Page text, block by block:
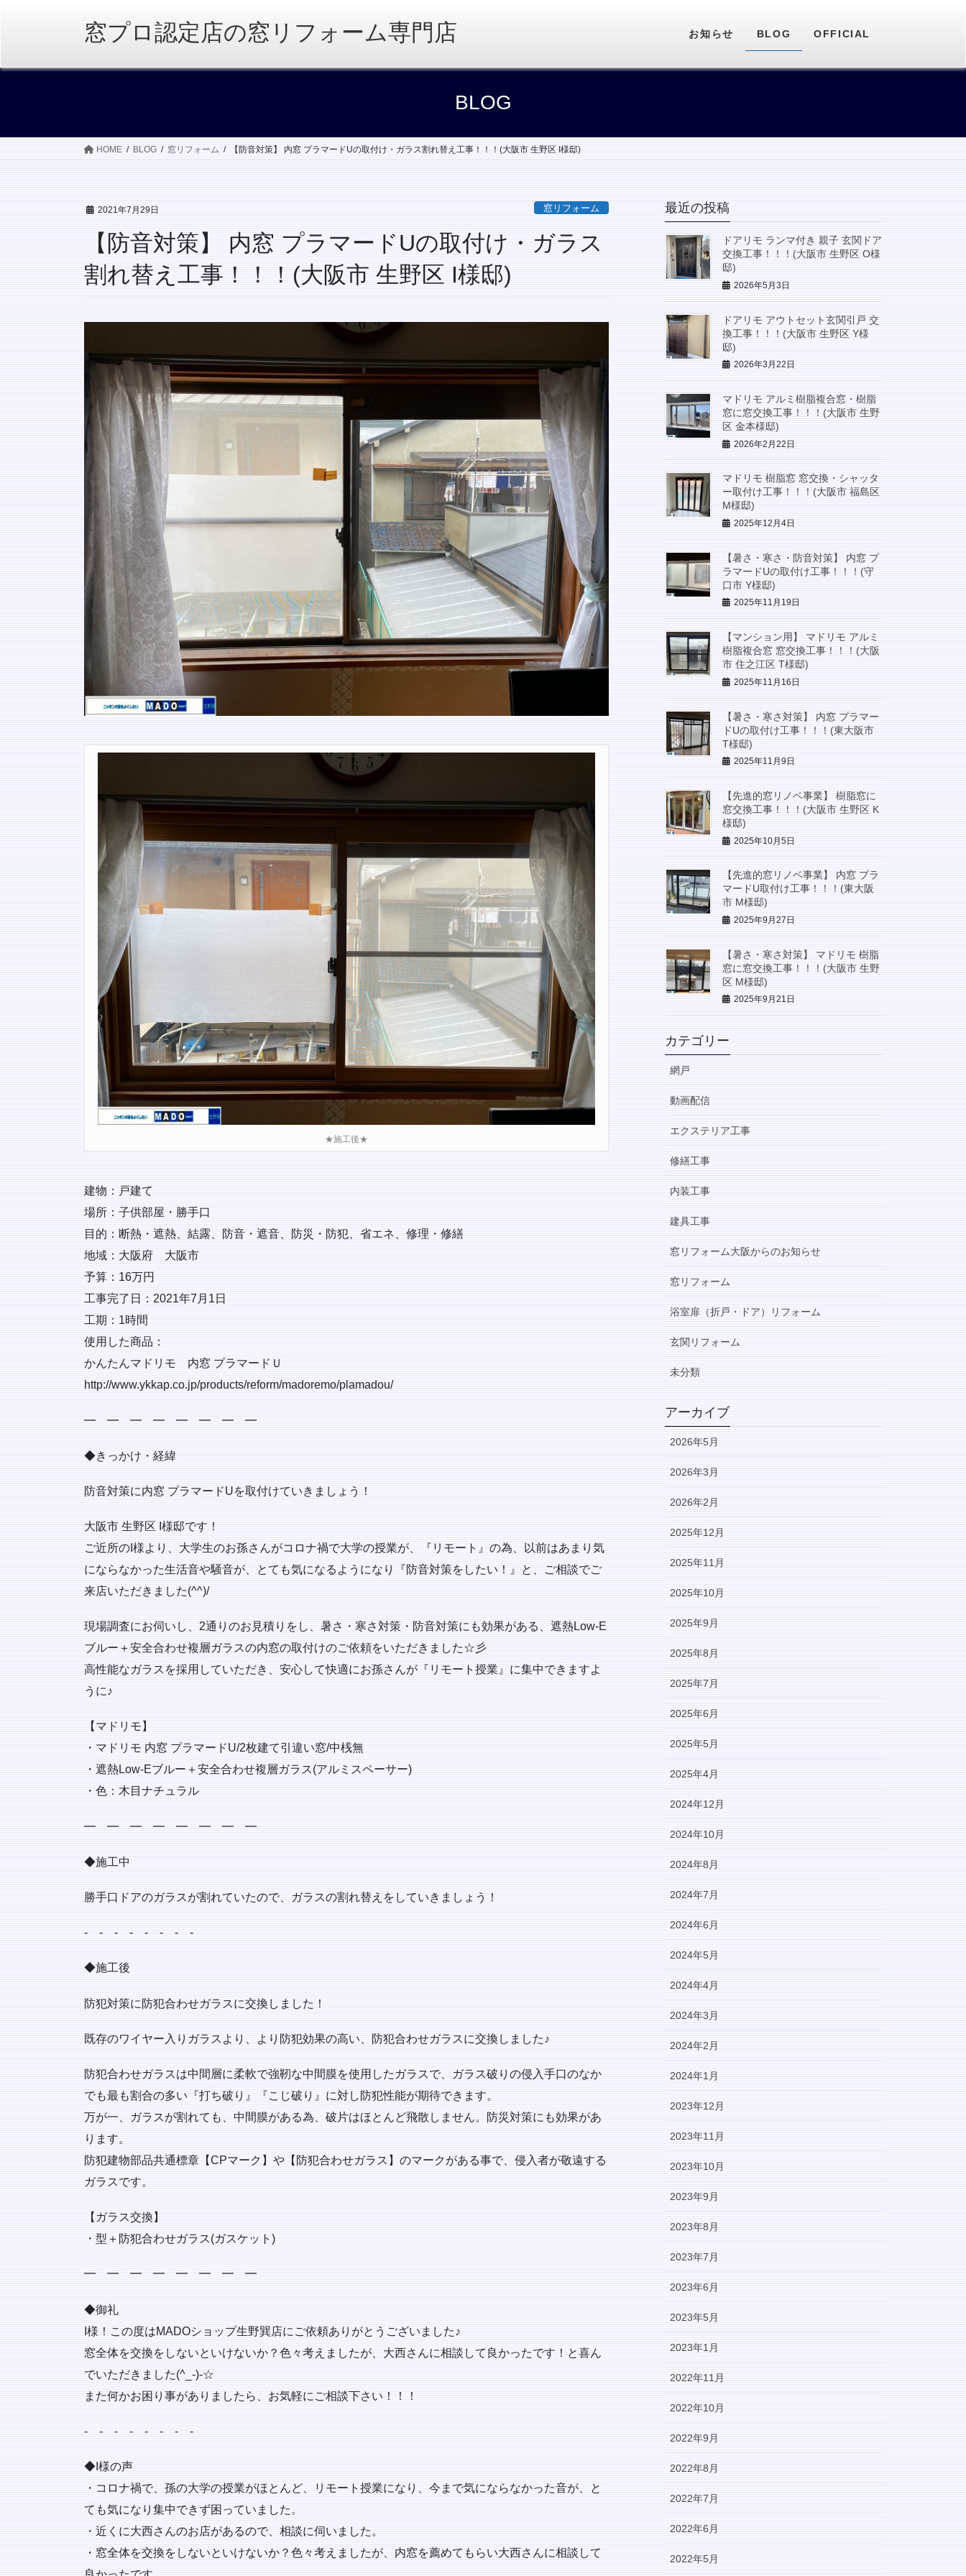
プ
動
窓プロ認定店の窓リフォーム専門店 お知らせ BLOG OFFICIAL
BLOG
HOME BLOG 窓リフォーム 【防音対策】 内窓 プラマードUの取付け・ガラス割れ替え工事！！！(大阪市 生野区 I様邸)
2021年7月29日 窓リフォーム
【防音対策】 内窓 プラマードUの取付け・ガラス
割れ替え工事！！！(大阪市 生野区 I様邸)
★施工後★
建物：戸建て
場所：子供部屋・勝手口
目的：断熱・遮熱、結露、防音・遮音、防災・防犯、省エネ、修理・修繕
地域：大阪府 大阪市
予算：16万円
工事完了日：2021年7月1日
工期：1時間
使用した商品：
かんたんマドリモ 内窓 プラマードＵ
http://www.ykkap.co.jp/products/reform/madoremo/plamadou/
━ ━ ━ ━ ━ ━ ━ ━
◆きっかけ・経緯
防音対策に内窓 プラマードUを取付けていきましょう！
大阪市 生野区 I様邸です！
ご近所のI様より、大学生のお孫さんがコロナ禍で大学の授業が、『リモート』の為、以前はあまり気
にならなかった生活音や騒音が、とても気になるようになり『防音対策をしたい！』と、ご相談でご
来店いただきました(^^)/
現場調査にお伺いし、2通りのお見積りをし、暑さ・寒さ対策・防音対策にも効果がある、遮熱Low-E
ブルー＋安全合わせ複層ガラスの内窓の取付けのご依頼をいただきました☆彡
高性能なガラスを採用していただき、安心して快適にお孫さんが『リモート授業』に集中できますよ
うに♪
【マドリモ】
・マドリモ 内窓 プラマードU/2枚建て引違い窓/中桟無
・遮熱Low-Eブルー＋安全合わせ複層ガラス(アルミスペーサー)
・色：木目ナチュラル
━ ━ ━ ━ ━ ━ ━ ━
◆施工中
勝手口ドアのガラスが割れていたので、ガラスの割れ替えをしていきましょう！
‐ ‐ ‐ ‐ ‐ ‐ ‐ ‐
◆施工後
防犯対策に防犯合わせガラスに交換しました！
既存のワイヤー入りガラスより、より防犯効果の高い、防犯合わせガラスに交換しました♪
防犯合わせガラスは中間層に柔軟で強靭な中間膜を使用したガラスで、ガラス破りの侵入手口のなか
でも最も割合の多い『打ち破り』『こじ破り』に対し防犯性能が期待できます。
万が一、ガラスが割れても、中間膜がある為、破片はほとんど飛散しません。防災対策にも効果があ
ります。
防犯建物部品共通標章【CPマーク】や【防犯合わせガラス】のマークがある事で、侵入者が敬遠する
ガラスです。
【ガラス交換】
・型＋防犯合わせガラス(ガスケット)
━ ━ ━ ━ ━ ━ ━ ━
◆御礼
I様！この度はMADOショップ生野巽店にご依頼ありがとうございました♪
窓全体を交換をしないといけないか？色々考えましたが、大西さんに相談して良かったです！と喜ん
でいただきました(^_-)-☆
また何かお困り事がありましたら、お気軽にご相談下さい！！！
‐ ‐ ‐ ‐ ‐ ‐ ‐ ‐
◆I様の声
・コロナ禍で、孫の大学の授業がほとんど、リモート授業になり、今まで気にならなかった音が、と
ても気になり集中できず困っていました。
・近くに大西さんのお店があるので、相談に伺いました。
・窓全体を交換をしないといけないか？色々考えましたが、内窓を薦めてもらい大西さんに相談して
最近の投稿
ドアリモ ランマ付き 親子 玄関ドア
交換工事！！！(大阪市 生野区 O様
邸)
2026年5月3日
ドアリモ アウトセット玄関引戸 交
換工事！！！(大阪市 生野区 Y様
邸)
2026年3月22日
マドリモ アルミ樹脂複合窓・樹脂
窓に窓交換工事！！！(大阪市 生野
区 金本様邸)
2026年2月22日
マドリモ 樹脂窓 窓交換・シャッタ
ー取付け工事！！！(大阪市 福島区
M様邸)
2025年12月4日
【暑さ・寒さ・防音対策】 内窓 プ
ラマードUの取付け工事！！！(守
口市 Y様邸)
2025年11月19日
【マンション用】 マドリモ アルミ
樹脂複合窓 窓交換工事！！！(大阪
市 住之江区 T様邸)
2025年11月16日
【暑さ・寒さ対策】 内窓 プラマー
ドUの取付け工事！！！(東大阪市
T様邸)
2025年11月9日
【先進的窓リノベ事業】 樹脂窓に
窓交換工事！！！(大阪市 生野区 K
様邸)
2025年10月5日
【先進的窓リノベ事業】 内窓 プラ
マードU取付け工事！！！(東大阪
市 M様邸)
2025年9月27日
【暑さ・寒さ対策】 マドリモ 樹脂
窓に窓交換工事！！！(大阪市 生野
区 M様邸)
2025年9月21日
カテゴリー
網戸
動画配信
エクステリア工事
修繕工事
内装工事
建具工事
窓リフォーム大阪からのお知らせ
窓リフォーム
浴室扉（折戸・ドア）リフォーム
玄関リフォーム
未分類
アーカイブ
2026年5月
2026年3月
2026年2月
2025年12月
2025年11月
2025年10月
2025年9月
2025年8月
2025年7月
2025年6月
2025年5月
2025年4月
2024年12月
2024年10月
2024年8月
2024年7月
2024年6月
2024年5月
2024年4月
2024年3月
2024年2月
2024年1月
2023年12月
2023年11月
2023年10月
2023年9月
2023年8月
2023年7月
2023年6月
2023年5月
2023年1月
2022年11月
2022年10月
2022年9月
2022年8月
2022年7月
2022年6月
2022年5月